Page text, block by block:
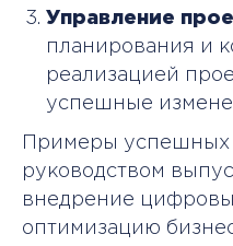
Управление
планирования и
реализацией
успешные
Примеры успешных
руководством
внедрение
оптимизацию